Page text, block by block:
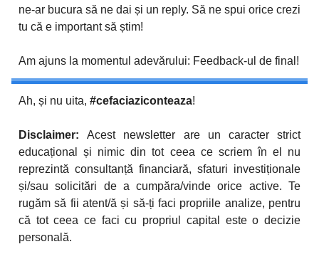
ne-ar bucura să ne dai și un reply. Să ne spui orice crezi
tu că e important să știm!
Am ajuns la momentul adevărului: Feedback-ul de final!
Ah, și nu uita, #cefaciaziconteaza!
Disclaimer:Acest newsletter are un caracter strict
educațional și nimic din tot ceea ce scriem în el nu
reprezintă consultanță financiară, sfaturi investiționale
și/sau solicitări de a cumpăra/vinde orice active. Te
rugăm să fii atent/ă și să-ți faci propriile analize, pentru
că tot ceea ce faci cu propriul capital este o decizie
personală.